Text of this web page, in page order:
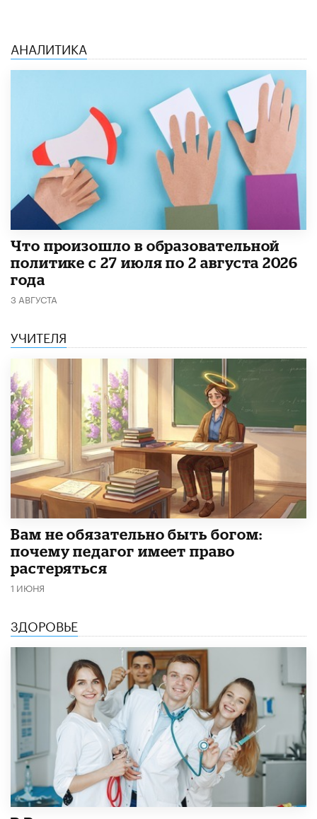
АНАЛИТИКА
​Что произошло в образовательной
политике с 27 июля по 2 августа 2026
года
3 АВГУСТА
УЧИТЕЛЯ
​Вам не обязательно быть богом:
почему педагог имеет право
растеряться
1 ИЮНЯ
ЗДОРОВЬЕ